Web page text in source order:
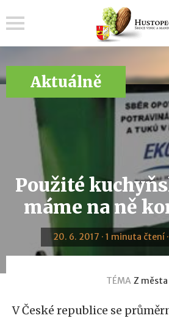
Aktuálně
Použité
máme na ně
20. 6. 2017 · 1 minuta čtení
TÉMA Z města
V České republice se